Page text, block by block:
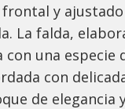
y
La falda,
con una
con
de elegancia